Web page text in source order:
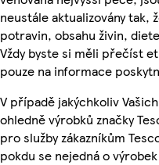
neustále aktualizovány tak,
potravin, obsahu živin,
Vždy byste si měli přečíst
pouze na informace
V případě jakýchkoliv
ohledně výrobků značky
pro služby zákazníkům
pokdu se nejedná o